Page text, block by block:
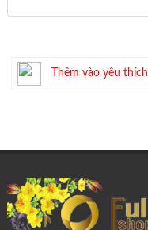
Thêm vào yêu thích